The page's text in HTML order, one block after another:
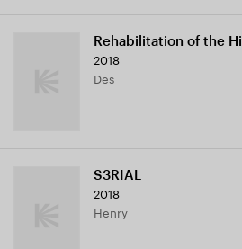
Rehabilitation of the Hill
2018
Des
S3RIAL
2018
Henry